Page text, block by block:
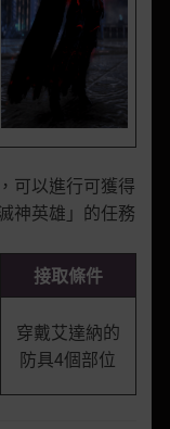
可以進行可獲得
神英雄」的任務
接取條件
穿戴艾達納的
防具4個部位